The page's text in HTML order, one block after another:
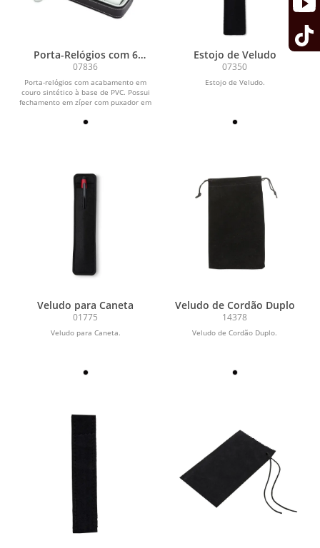
Porta-Relógios com 6
Divisórias
07836
Porta-relógios com acabamento em
couro sintético à base de PVC. Possui
fechamento em zíper com puxador em
Estojo de Veludo
07350
Estojo de Veludo.
Veludo para Caneta
01775
Veludo para Caneta.
Veludo de Cordão Duplo
14378
Veludo de Cordão Duplo.